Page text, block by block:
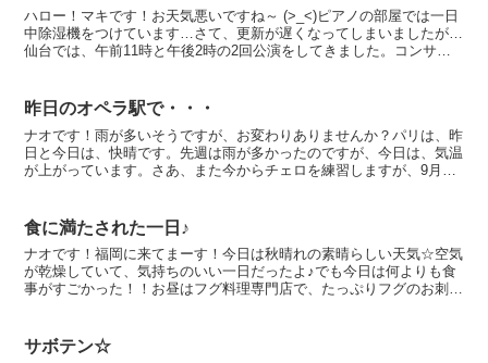
ハロー！マキです！お天気悪いですね～ (>_<)ピアノの部屋では一日
中除湿機をつけています…さて、更新が遅くなってしまいましたが…
仙台では、午前11時と午後2時の2回公演をしてきました。コンサー
昨日のオペラ駅で・・・
ナオです！雨が多いそうですが、お変わりありませんか？パリは、昨
日と今日は、快晴です。先週は雨が多かったのですが、今日は、気温
が上がっています。さあ、また今からチェロを練習しますが、9月26
食に満たされた一日♪
ナオです！福岡に来てまーす！今日は秋晴れの素晴らしい天気☆空気
が乾燥していて、気持ちのいい一日だったよ♪でも今日は何よりも食
事がすごかった！！お昼はフグ料理専門店で、たっぷりフグのお刺身
サボテン☆